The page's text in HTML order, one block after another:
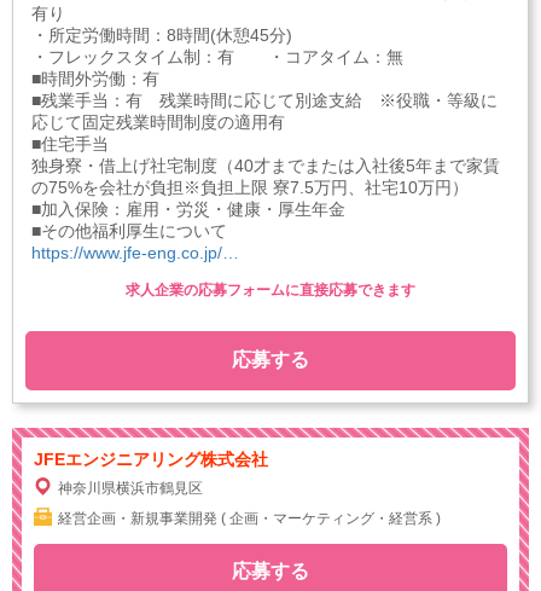
有り
・所定労働時間：8時間(休憩45分)
・フレックスタイム制：有 ・コアタイム：無
■時間外労働：有
■残業手当：有 残業時間に応じて別途支給 ※役職・等級に
応じて固定残業時間制度の適用有
■住宅手当
独身寮・借上げ社宅制度（40才までまたは入社後5年まで家賃
の75%を会社が負担※負担上限 寮7.5万円、社宅10万円）
■加入保険：雇用・労災・健康・厚生年金
■その他福利厚生について
https://www.jfe-eng.co.jp/…
応募する
求人企業の応募フォームに直接応募できます
JFEエンジニアリング株式会社
神奈川県横浜市鶴見区
経営企画・新規事業開発 ( 企画・マーケティング・経営系 )
応募する